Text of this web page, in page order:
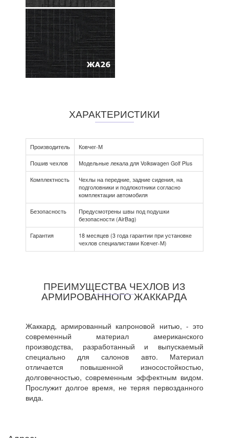
ХАРАКТЕРИСТИКИ
Производитель Ковчег-М
Пошив чехлов Модельные лекала для Volkswagen Golf Plus
Комплектность
Чехлы на передние, задние сидения, на
подголовники и подлокотники согласно
комплектации автомобиля
Безопасность
Предусмотрены швы под подушки
безопасности (AirBag)
Гарантия
18 месяцев (3 года гарантии при установке
чехлов специалистами Ковчег-М)
ПРЕИМУЩЕСТВА ЧЕХЛОВ ИЗ
АРМИРОВАННОГО ЖАККАРДА
Жаккард, армированный капроновой нитью, - это
современный материал американского
производства, разработанный и выпускаемый
специально для салонов авто. Материал
отличается повышенной износостойкостью,
долговечностью, современным эффектным видом.
Прослужит долгое время, не теряя первозданного
вида.